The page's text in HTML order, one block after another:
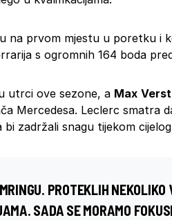
na prvom mjestu u poretku i
s ogromnih 164 boda
utrci ove sezone, a Max
Mercedesa. Leclerc smatra
zadržali snagu tijekom
PROTEKLIH NEKOLIKO
SADA SE MORAMO